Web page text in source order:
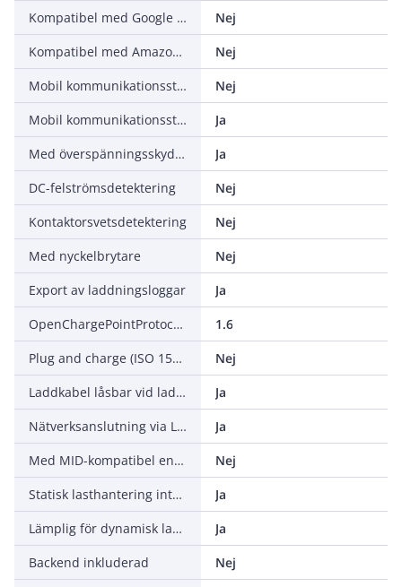
Kompatibel med Google Assistant
Nej
Kompatibel med Amazon Alexa
Nej
Mobil kommunikationsstandard 5G
Nej
Mobil kommunikationsstandard 4G (LTE)
Ja
Med överspänningsskyddsmodul
Ja
DC-felströmsdetektering
Nej
Kontaktorsvetsdetektering
Nej
Med nyckelbrytare
Nej
Export av laddningsloggar
Ja
OpenChargePointProtocoll (OCPP) version
1.6
Plug and charge (ISO 15118)
Nej
Laddkabel låsbar vid laddningsenhet
Ja
Nätverksanslutning via LAN
Ja
Med MID-kompatibel energimätare
Nej
Statisk lasthantering integrerad
Ja
Lämplig för dynamisk lasthantering
Ja
Backend inkluderad
Nej